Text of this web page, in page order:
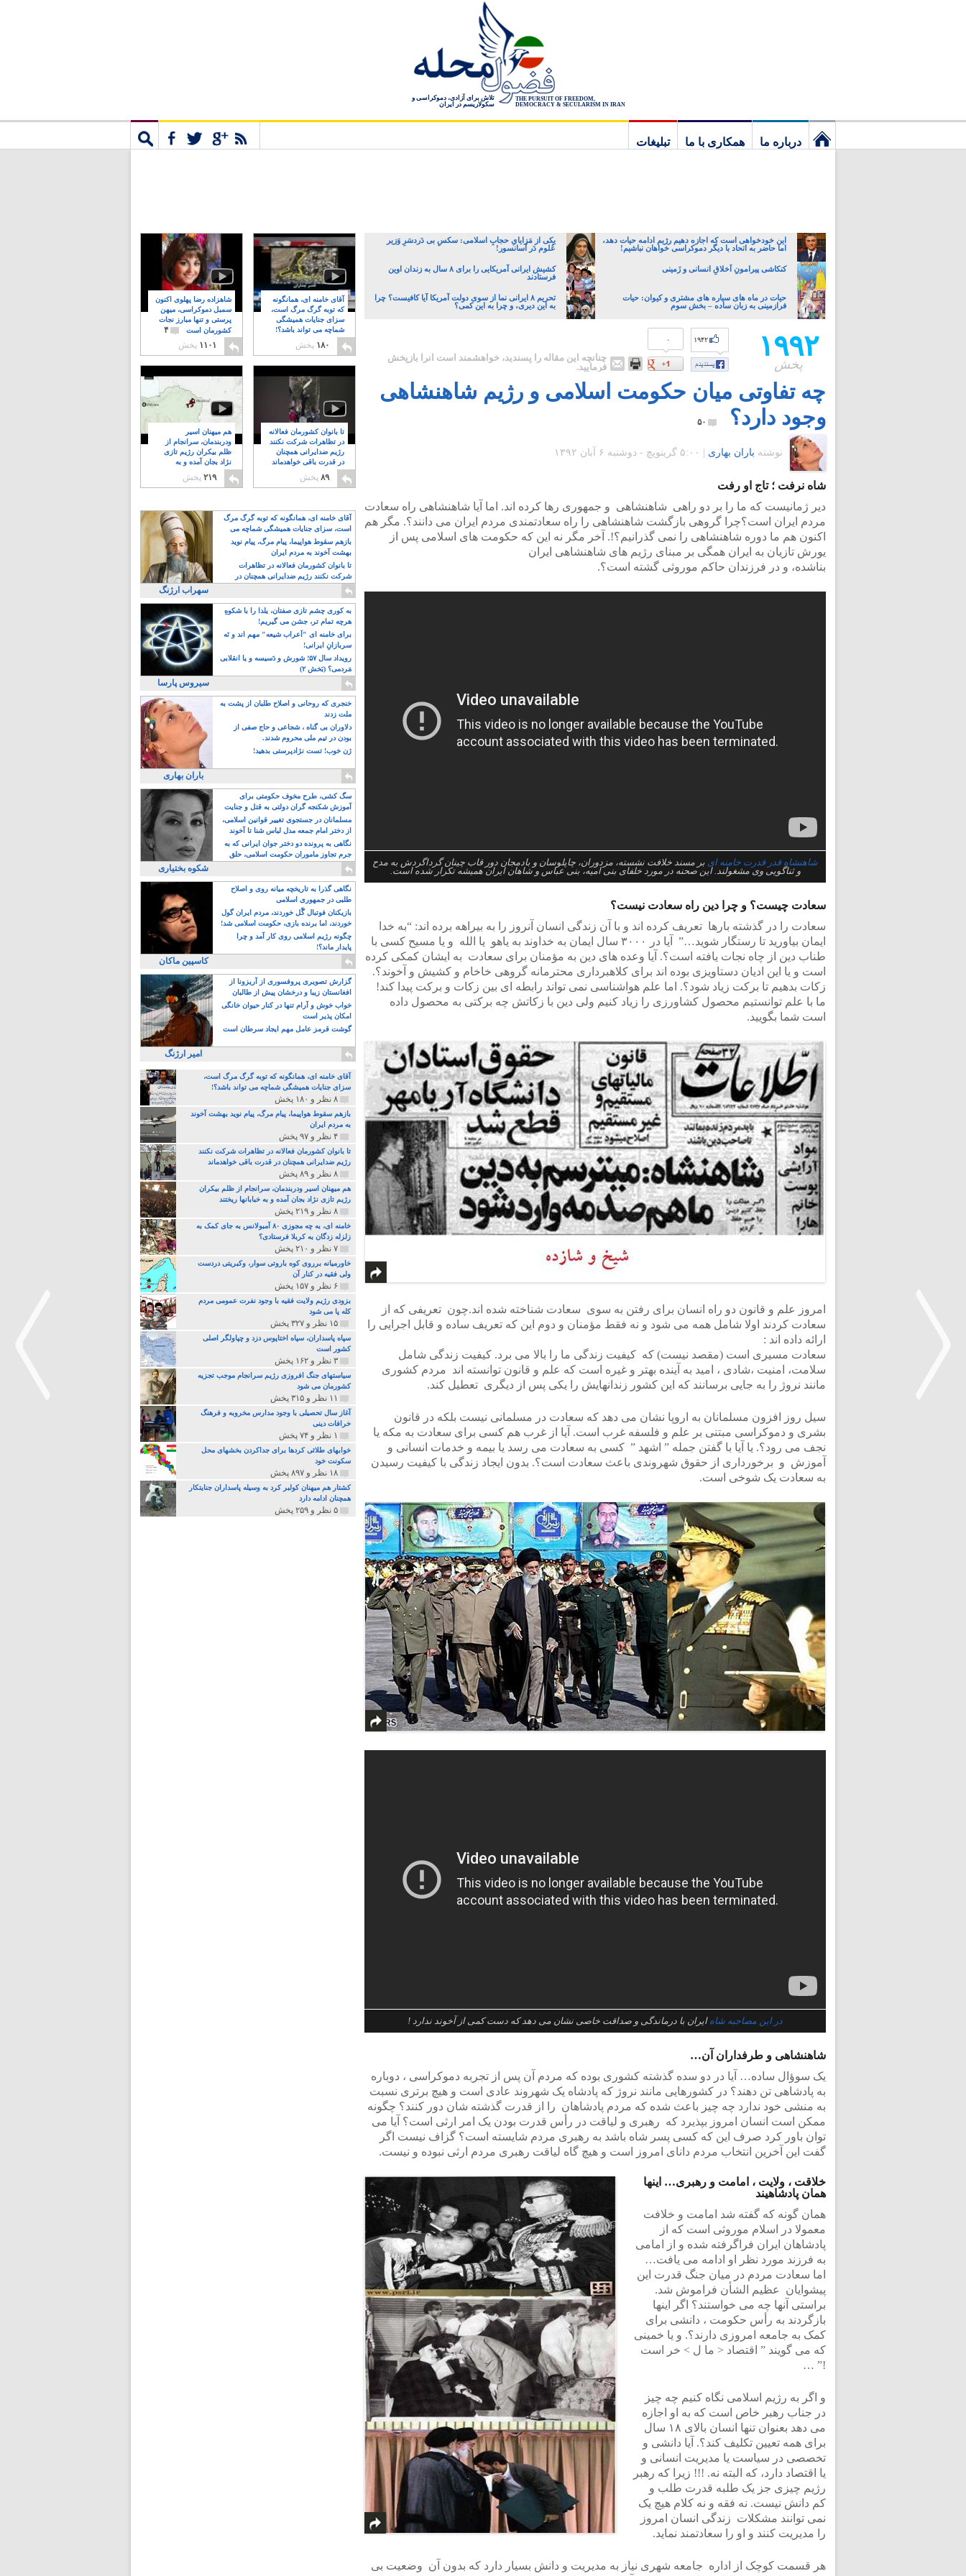
THE PURSUIT OF FREEDOM,
DEMOCRACY & SECULARISM IN IRAN
تلاش برای آزادی، دموکراسی و
سکولاریسم در ایران
درباره ما همکاری با ما
تبلیغات
این خودخواهی است که اجازه دهیم رژیم ادامه حیات دهد،
اما حاضر به اتحاد با دیگر دموکراسی خواهان نباشیم!
یکی از مَزایایِ حجابِ اسلامی: سکسِ بی دَردسَرِ وَزیر
عُلوم دَر آسانسور!
کنکاشی پیرامونِ اَخلاقِ انسانی و زَمینی
کشیش ایرانی آمریکایی را برای ۸ سال به زندان اوین
فرستادند
حیات در ماه های سیاره های مشتری و کیوان: حیات
فرازمینی به زبان ساده – بخش سوم
تحریم ۸ ایرانی نما از سوی دولت آمریکا آیا کافیست؟ چرا
به این دیری، و چرا به این کمی؟
۱۹۹۲
پخش
۰ ۱۹۴۲
چنانچه این مقاله را پسندید، خواهشمند است آنرا بازپخش
فرمایید.
چه تفاوتی میان حکومت اسلامی و رژیم شاهنشاهی
وجود دارد؟
۵۰
نوشته باران بهاری ۵:۰۰ گرينويچ - دوشنبه ۶ آبان ۱۳۹۲
شاه نرفت ؛ تاج او رفت
دیر ژمانیست که ما را بر دو راهی شاهنشاهی و جمهوری رها کرده اند. اما آیا شاهنشاهی راه سعادت
مردم ایران است؟چرا گروهی بازگشت شاهنشاهی را راه سعادتمندی مردم ایران می دانند؟. مگر هم
اکنون هم ما دوره شاهنشاهی را نمی گذرانیم؟!. آخر مگر نه این که حکومت های اسلامی پس از
یورش تازیان به ایران همگی بر مبنای رژیم های شاهنشاهی ایران
بناشده، و در فرزندان حاکم موروثی گشته است؟.
شاهنشاه قدر قدرت خامنه ای بر مسند خلافت نشسته، مزدوران، چاپلوسان و بادمجان دور قاب چینان گرداگردش به مدح
و ثناگویی وی مشغولند. این صحنه در مورد خلفای بنی امیه، بنی عباس و شاهان ایران همیشه تکرار شده است.
سعادت چیست؟ و چرا دین راه سعادت نیست؟
سعادت را در گذشته بارها تعریف کرده اند و با آن زندگی انسان آنروز را به بیراهه برده اند: “به خدا
ایمان بیاورید تا رستگار شوید…” آیا در ۳۰۰۰ سال ایمان به خداوند به یاهو یا الله و یا مسیح کسی با
طناب دین از چاه نجات یافته است؟. آیا وعده های دین به مؤمنان برای سعادت به ایشان کمکی کرده
است و یا این ادیان دستاویزی بوده اند برای کلاهبرداری محترمانه گروهی خاخام و کشیش و آخوند؟.
زکات بدهیم تا برکت زیاد شود؟. اما علم هواشناسی نمی تواند رابطه ای بین زکات و برکت پیدا کند!
ما با علم توانستیم محصول کشاورزی را زیاد کنیم ولی دین با زکاتش چه برکتی به محصول داده
است شما بگویید.
امروز علم و قانون دو راه انسان برای رفتن به سوی سعادت شناخته شده اند.چون تعریفی که از
سعادت کردند اولا شامل همه می شود و نه فقط مؤمنان و دوم این که تعریف ساده و قابل اجرایی را
ارائه داده اند :
سعادت مسیری است (مقصد نیست) که کیفیت زندگی ما را بالا می برد. کیفیت زندگی شامل
سلامت، امنیت ،شادی ، امید به آینده بهتر و غیره است که علم و قانون توانسته اند مردم کشوری
مانند نروژ را به جایی برسانند که این کشور زندانهایش را یکی پس از دیگری تعطیل کند.
سیل روز افزون مسلمانان به اروپا نشان می دهد که سعادت در مسلمانی نیست بلکه در قانون
بشری و دموکراسی مبتنی بر علم و فلسفه غرب است. آیا از غرب هم کسی برای سعادت به مکه یا
نجف می رود؟. یا آیا با گفتن جمله ” اشهد ” کسی به سعادت می رسد یا بیمه و خدمات انسانی و
آموزش و برخورداری از حقوق شهروندی باعث سعادت است؟. بدون ایجاد زندگی با کیفیت رسیدن
به سعادت یک شوخی است.
در این مصاجبه شاه ایران با درماندگی و صداقت خاصی نشان می دهد که دست کمی از آخوند ندارد !
شاهنشاهی و طرفداران آن…
یک سوؤال ساده… آیا در دو سده گذشته کشوری بوده که مردم آن پس از تجربه دموکراسی ، دوباره
به پادشاهی تن دهند؟ در کشورهایی مانند نروژ که پادشاه یک شهروند عادی است و هیچ برتری نسبت
به منشی خود ندارد چه چیز باعث شده که مردم پادشاهان را از قدرت گذشته شان دور کنند؟ چگونه
ممکن است انسان امروز بپذیرد که رهبری و لیاقت در رأس قدرت بودن یک امر ارثی است؟ آیا می
توان باور کرد صرف این که کسی پسر شاه باشد به رهبری مردم شایسته است؟ گزاف نیست اگر
گفت این آخرین انتخاب مردم دانای امروز است و هیچ گاه لیاقت رهبری مردم ارثی نبوده و نیست.
خلاقت ، ولایت ، امامت و رهبری… اینها
همان پادشاهیند
همان گونه که گفته شد امامت و خلافت
معمولا در اسلام موروثی است که از
پادشاهان ایران فراگرفته شده و از امامی
به فرزند مورد نظر او ادامه می یافت…
اما سعادت مردم در میان جنگ قدرت این
پیشوایان عظیم الشأن فراموش شد.
براستی آنها چه می خواستند؟ اگر اینها
بازگردند به رأس حکومت ، دانشی برای
کمک به جامعه امروزی دارند؟. و یا خمینی
که می گویند ” اقتصاد < ما ل > خر است
!” …
و اگر به رژیم اسلامی نگاه کنیم چه چیز
در جناب رهبر خاص است که به او اجازه
می دهد بعنوان تنها انسان بالای ۱۸ سال
برای همه تعیین تکلیف کند؟. آیا دانشی و
تخصصی در سیاست یا مدیریت انسانی و
یا اقتصاد دارد، که البته نه. !!! زیرا که رهبر
رژیم چیزی جز یک طلبه قدرت طلب و
کم دانش نیست. نه فقه و نه کلام هیچ یک
نمی توانند مشکلات زندگی انسان امروز
را مدیریت کنند و او را سعادتمند نماید.
هر قسمت کوچک از اداره جامعه شهری نیاز به مدیریت و دانش بسیار دارد که بدون آن وضعیت بی
شاهزاده رضا پهلوی اکنون
سمبل دموکراسی، میهن
پرستی و تنها مبارز نجات
کشورمان است
۴
۱۱۰۱ پخش
آقای خامنه ای، همانگونه
که توبه گرگ مرگ است،
سزای جنایات همیشگی
شماچه می تواند باشد؟!
۸
۱۸۰ پخش
هم میهنان اسیر
ودربندمان، سرانجام از
ظلم بیکران رژیم تازی
نژاد بجان آمده و به
۲۱۹ پخش
تا بانوان کشورمان فعالانه
در تظاهرات شرکت نکنند
رژیم ضدایرانی همچنان
در قدرت باقی خواهدماند
۸
۸۹ پخش
آقای خامنه ای، همانگونه که توبه گرگ مرگ
است، سزای جنایات همیشگی شماچه می
تواند باشد؟!
بازهم سقوط هواپیما، پیام مرگ، پیام نوید
بهشت آخوند به مردم ایران
تا بانوان کشورمان فعالانه در تظاهرات
شرکت نکنند رژیم ضدایرانی همچنان در
قدرت باقی خواهدماند
سهراب ارژنگ
به کوری چشم تازی صفتان، یلدا را با شکوهِ
هرچه تمام تر، جشن می گیریم!
برای خامنه ای "اَعراب شیعه" مهم اند و نَه
سربازانِ ایرانی!
رویداد سال ۵۷؛ شورش و دَسیسه و یا انقلابی
مَردمی؟ (بَخش ۲)
سیروس پارسا
خنجری که روحانی و اصلاح طلبان از پشت به
ملت زدند
دلاوران بی گناه ، شجاعی و حاج صفی از
بودن در تیم ملی محروم شدند.
ژن خوب! تست نژادپرستی بدهید!
باران بهاری
سگ کشی، طرح مخوف حکومتی برای
آموزش شکنجه گران دولتی به قتل و جنایت
بیشتر
مسلمانان در جستجوی تغییر قوانین اسلامی،
از دختر امام جمعه مدل لباس شنا تا آخوند
مسلمان همجنسگرا!
نگاهی به پرونده دو دختر جوان ایرانی که به
جرم تجاوز ماموران حکومت اسلامی، حلق
آویز شدند!
شکوه بختیاری
نگاهی گذرا به تاریخچه میانه روی و اصلاح
طلبی در جمهوری اسلامی
بازیکنان فوتبال گًل خوردند، مردم ایران گول
خوردند، اما برنده بازی، حکومت اسلامی شد!
چگونه رژیم اسلامی روی کار آمد و چرا
پایدار ماند؟!
کاسپین ماکان
گزارش تصویری پروفسوری از آریزونا از
افغانستان زیبا و درخشان پیش از طالبان
خواب خوش و آرام تنها در کنار حیوان خانگی
امکان پذیر است
گوشت قرمز عامل مهم ایجاد سرطان است
امیر ارژنگ
آقای خامنه ای، همانگونه که توبه گرگ مرگ است،
سزای جنایات همیشگی شماچه می تواند باشد؟!
۸ نظر و ۱۸۰ پخش
بازهم سقوط هواپیما، پیام مرگ، پیام نوید بهشت آخوند
به مردم ایران
۴ نظر و ۹۷ پخش
تا بانوان کشورمان فعالانه در تظاهرات شرکت نکنند
رژیم ضدایرانی همچنان در قدرت باقی خواهدماند
۸ نظر و ۸۹ پخش
هم میهنان اسیر ودربندمان، سرانجام از ظلم بیکران
رژیم تازی نژاد بجان آمده و به خبابانها ریختند
۸ نظر و ۲۱۹ پخش
خامنه ای، به چه مجوزی ۸۰ آمبولانس به جای کمک به
زلزله زدگان به کربلا فرستادی؟
۷ نظر و ۲۱۰ پخش
خاورمیانه برروی کوه باروتی سوار، وکبریتی دردست
ولی فقیه در کنار آن
۶ نظر و ۱۵۷ پخش
بزودی رژیم ولایت فقیه با وجود نفرت عمومی مردم
کله پا می شود
۱۵ نظر و ۳۲۷ پخش
سپاه پاسداران، سپاه اختاپوس دزد و چپاولگر اصلی
کشور است
۳ نظر و ۱۶۲ پخش
سیاستهای جنگ افروزی رژیم سرانجام موجب تجزیه
کشورمان می شود
۱۱ نظر و ۳۱۵ پخش
آغاز سال تحصیلی با وجود مدارس مخروبه و فرهنگ
خرافات دینی
۱ نظر و ۷۴ پخش
خوابهای طلائی کردها برای جداکردن بخشهای محل
سکونت خود
۱۸ نظر و ۸۹۷ پخش
کشتار هم میهنان کولبر کرد به وسیله پاسداران جنایتکار
همچنان ادامه دارد
۵ نظر و ۲۵۹ پخش